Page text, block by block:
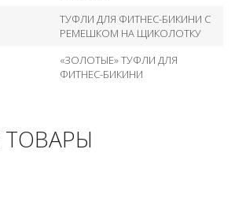
ТУФЛИ ДЛЯ ФИТНЕС-БИКИНИ С
РЕМЕШКОМ НА ЩИКОЛОТКУ
«ЗОЛОТЫЕ» ТУФЛИ ДЛЯ
ФИТНЕС-БИКИНИ